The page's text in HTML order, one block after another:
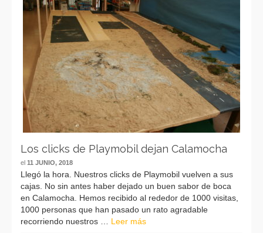
Los clicks de Playmobil dejan Calamocha
el 11 JUNIO, 2018
Llegó la hora. Nuestros clicks de Playmobil vuelven a sus
cajas. No sin antes haber dejado un buen sabor de boca
en Calamocha. Hemos recibido al rededor de 1000 visitas,
1000 personas que han pasado un rato agradable
recorriendo nuestros … Leer más